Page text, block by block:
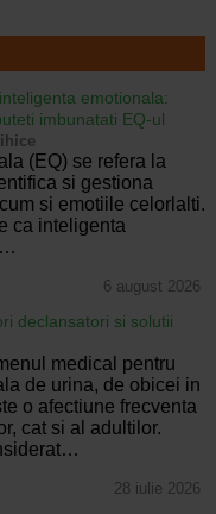
emotionala:
imbunatati EQ-ul
(EQ) se refera la
si gestiona
si emotiile celorlalti.
ca inteligenta
6 august 2026
declansatori si solutii
medical pentru
de urina, de obicei in
o afectiune frecventa
cat si al adultilor.
28 iulie 2026